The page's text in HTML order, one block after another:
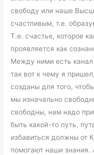
свободу или наше
счастливым, т.е.
Т.е. счастье, которое
проявляется как
Между ними есть канал
так вот к чему я
созданы для того,
мы изначально
свободны, нам надо
быть какой-то путь,
избавиться должны от
помогают наши знания.